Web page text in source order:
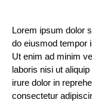
Lorem ipsum dolor
do eiusmod tempor
Ut enim ad minim
laboris nisi ut
irure dolor in
consectetur